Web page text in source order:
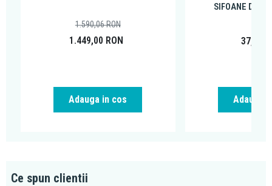
1.449,00 RON
1.590,06RON
Adauga in cos
SIFOANE DE
37,33
Adauga
Ce spun clientii